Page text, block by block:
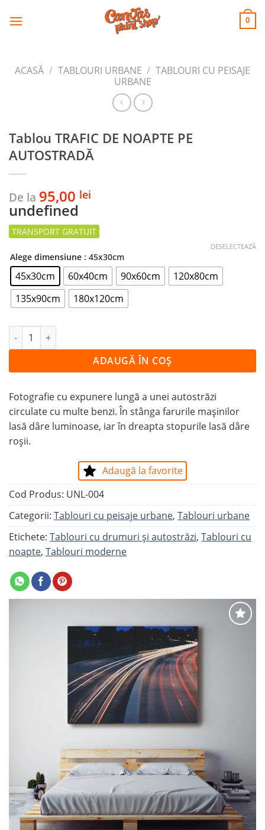
CANVAS
PRINT SHOP 0
ACASĂ / TABLOURI URBANE / TABLOURI CU PEISAJE
URBANE
Tablou TRAFIC DE NOAPTE PE
AUTOSTRADĂ
De la 95,00 lei
undefined
Alege dimensiune : 45x30cm
45x30cm 60x40cm 90x60cm
120x80cm
135x90cm
180x120cm
DESELECTEAZĂ
Cantitate Tablou TRAFIC DE NOAPTE PE AUTOSTRADĂ
ADAUGĂ ÎN COȘ
Fotografie cu expunere lungă a unei autostrăzi
circulate cu multe benzi. În stânga farurile mașinilor
lasă dâre luminoase, iar în dreapta stopurile lasă dâre
roșii.
Adaugă la favorite
Cod Produs: UNL-004
Categorii: Tablouri cu peisaje urbane, Tablouri urbane
Etichete: Tablouri cu drumuri și autostrăzi, Tablouri cu
noapte, Tablouri moderne